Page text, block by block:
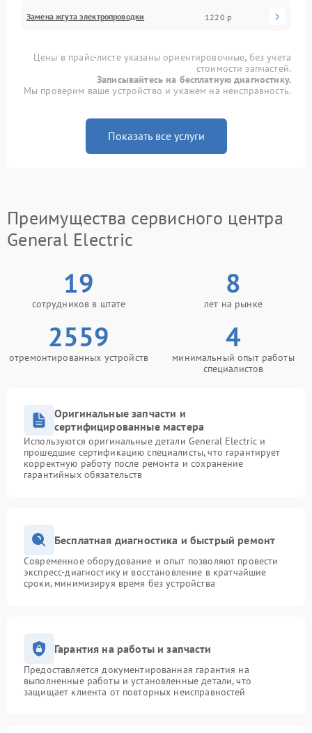
Замена жгута электропроводки 1220 р
Цены в прайс-листе указаны ориентировочные, без учета
стоимости запчастей.
Записывайтесь на бесплатную диагностику.
Мы проверим ваше устройство и укажем на неисправность.
Показать все услуги
Преимущества сервисного центра
General Electric
19
сотрудников в штате
8
лет на рынке
2559
отремонтированных устройств
4
минимальный опыт работы
специалистов
Оригинальные запчасти и
сертифицированные мастера
Используются оригинальные детали General Electric и
прошедшие сертификацию специалисты, что гарантирует
корректную работу после ремонта и сохранение
гарантийных обязательств
Бесплатная диагностика и быстрый ремонт
Современное оборудование и опыт позволяют провести
экспресс-диагностику и восстановление в кратчайшие
сроки, минимизируя время без устройства
Гарантия на работы и запчасти
Предоставляется документированная гарантия на
выполненные работы и установленные детали, что
защищает клиента от повторных неисправностей